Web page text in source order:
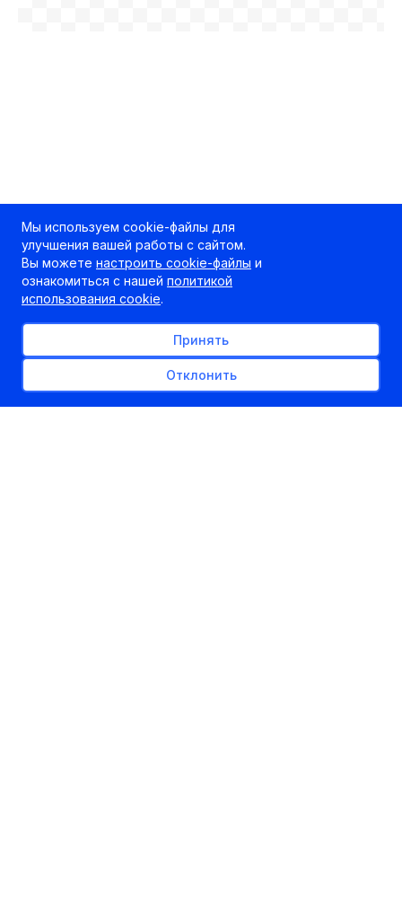
Мы используем cookie-файлы для
улучшения вашей работы с сайтом.
Вы можете настроить cookie-файлы и
ознакомиться с нашей политикой
использования cookie.
Принять
Отклонить